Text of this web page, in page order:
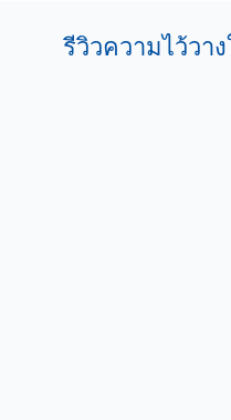
รีวิวความไว้วา